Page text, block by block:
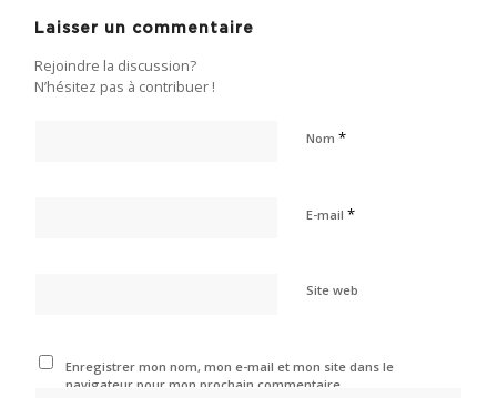
Laisser un commentaire
Rejoindre la discussion?
N’hésitez pas à contribuer !
Nom*
E-mail*
Site web
Enregistrer mon nom, mon e-mail et mon site dans le
navigateur pour mon prochain commentaire.